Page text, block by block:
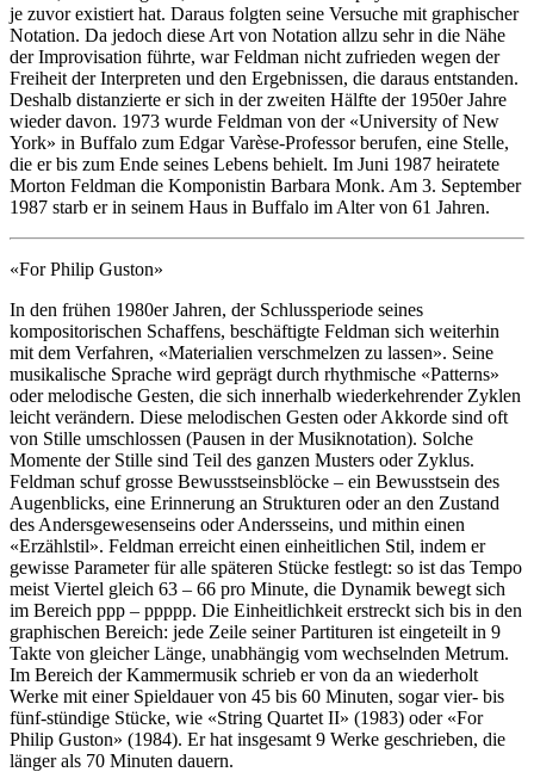
je zuvor existiert hat. Daraus folgten seine Versuche mit graphischer
Notation. Da jedoch diese Art von Notation allzu sehr in die Nähe
der Improvisation führte, war Feldman nicht zufrieden wegen der
Freiheit der Interpreten und den Ergebnissen, die daraus entstanden.
Deshalb distanzierte er sich in der zweiten Hälfte der 1950er Jahre
wieder davon. 1973 wurde Feldman von der «University of New
York» in Buffalo zum Edgar Varèse-Professor berufen, eine Stelle,
die er bis zum Ende seines Lebens behielt. Im Juni 1987 heiratete
Morton Feldman die Komponistin Barbara Monk. Am 3. September
1987 starb er in seinem Haus in Buffalo im Alter von 61 Jahren.
«For Philip Guston»
In den frühen 1980er Jahren, der Schlussperiode seines
kompositorischen Schaffens, beschäftigte Feldman sich weiterhin
mit dem Verfahren, «Materialien verschmelzen zu lassen». Seine
musikalische Sprache wird geprägt durch rhythmische «Patterns»
oder melodische Gesten, die sich innerhalb wiederkehrender Zyklen
leicht verändern. Diese melodischen Gesten oder Akkorde sind oft
von Stille umschlossen (Pausen in der Musiknotation). Solche
Momente der Stille sind Teil des ganzen Musters oder Zyklus.
Feldman schuf grosse Bewusstseinsblöcke – ein Bewusstsein des
Augenblicks, eine Erinnerung an Strukturen oder an den Zustand
des Andersgewesenseins oder Andersseins, und mithin einen
«Erzählstil». Feldman erreicht einen einheitlichen Stil, indem er
gewisse Parameter für alle späteren Stücke festlegt: so ist das Tempo
meist Viertel gleich 63 – 66 pro Minute, die Dynamik bewegt sich
im Bereich ppp – ppppp. Die Einheitlichkeit erstreckt sich bis in den
graphischen Bereich: jede Zeile seiner Partituren ist eingeteilt in 9
Takte von gleicher Länge, unabhängig vom wechselnden Metrum.
Im Bereich der Kammermusik schrieb er von da an wiederholt
Werke mit einer Spieldauer von 45 bis 60 Minuten, sogar vier- bis
fünf-stündige Stücke, wie «String Quartet II» (1983) oder «For
Philip Guston» (1984). Er hat insgesamt 9 Werke geschrieben, die
länger als 70 Minuten dauern.